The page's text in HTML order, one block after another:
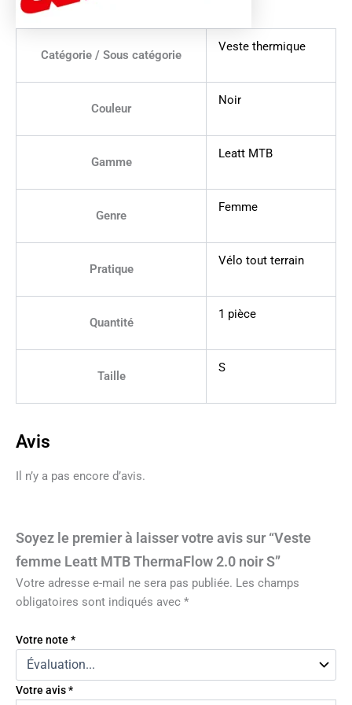
Catégorie / Sous catégorie
Veste thermique
Couleur
Noir
Gamme
Leatt MTB
Genre
Femme
Pratique
Vélo tout terrain
Quantité
1 pièce
Taille
S
Avis
Il n’y a pas encore d’avis.
Soyez le premier à laisser votre avis sur “Veste
femme Leatt MTB ThermaFlow 2.0 noir S”
Votre adresse e-mail ne sera pas publiée. Les champs
obligatoires sont indiqués avec *
Votre note *
Votre avis*